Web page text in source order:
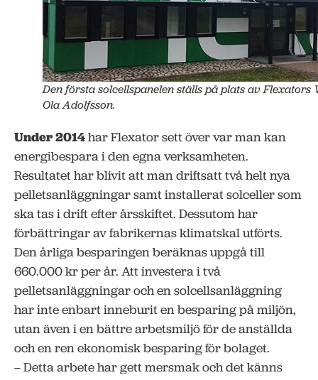
Den första solcellspanelen ställs på plats av Flexators
Ola Adolfsson.
Under 2014har Flexator sett över var man kan
energibespara i den egna verksamheten.
Resultatet har blivit att man driftsatt två helt nya
pelletsanläggningar samt installerat solceller som
ska tas i drift efter årsskiftet. Dessutom har
förbättringar av fabrikernas klimatskal utförts.
Den årliga besparingen beräknas uppgå till
660.000 kr per år. Att investera i två
pelletsanläggningar och en solcellsanläggning
har inte enbart inneburit en besparing på miljön,
utan även i en bättre arbetsmiljö för de anställda
och en ren ekonomisk besparing för bolaget.
– Detta arbete har gett mersmak och det känns